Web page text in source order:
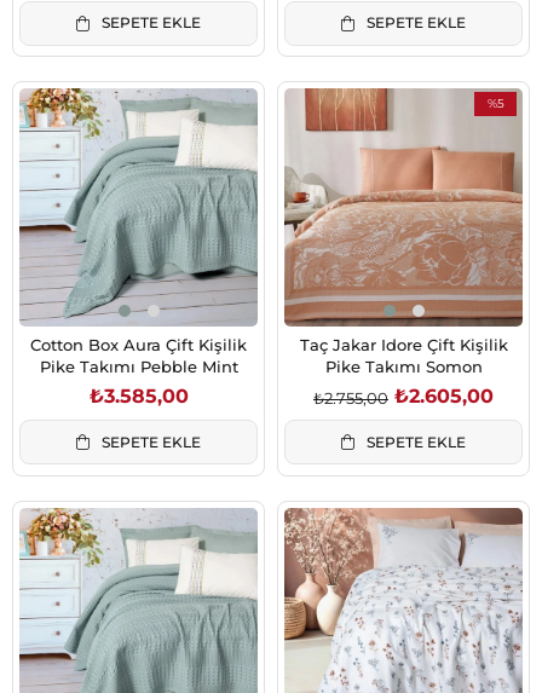
SEPETE EKLE SEPETE EKLE
Cotton Box Aura Çift Kişilik
Pike Takımı Pebble Mint
₺3.585,00
SEPETE EKLE
%5
%5İndirim
Taç Jakar Idore Çift Kişilik
Pike Takımı Somon
₺2.605,00
₺2.755,00
SEPETE EKLE